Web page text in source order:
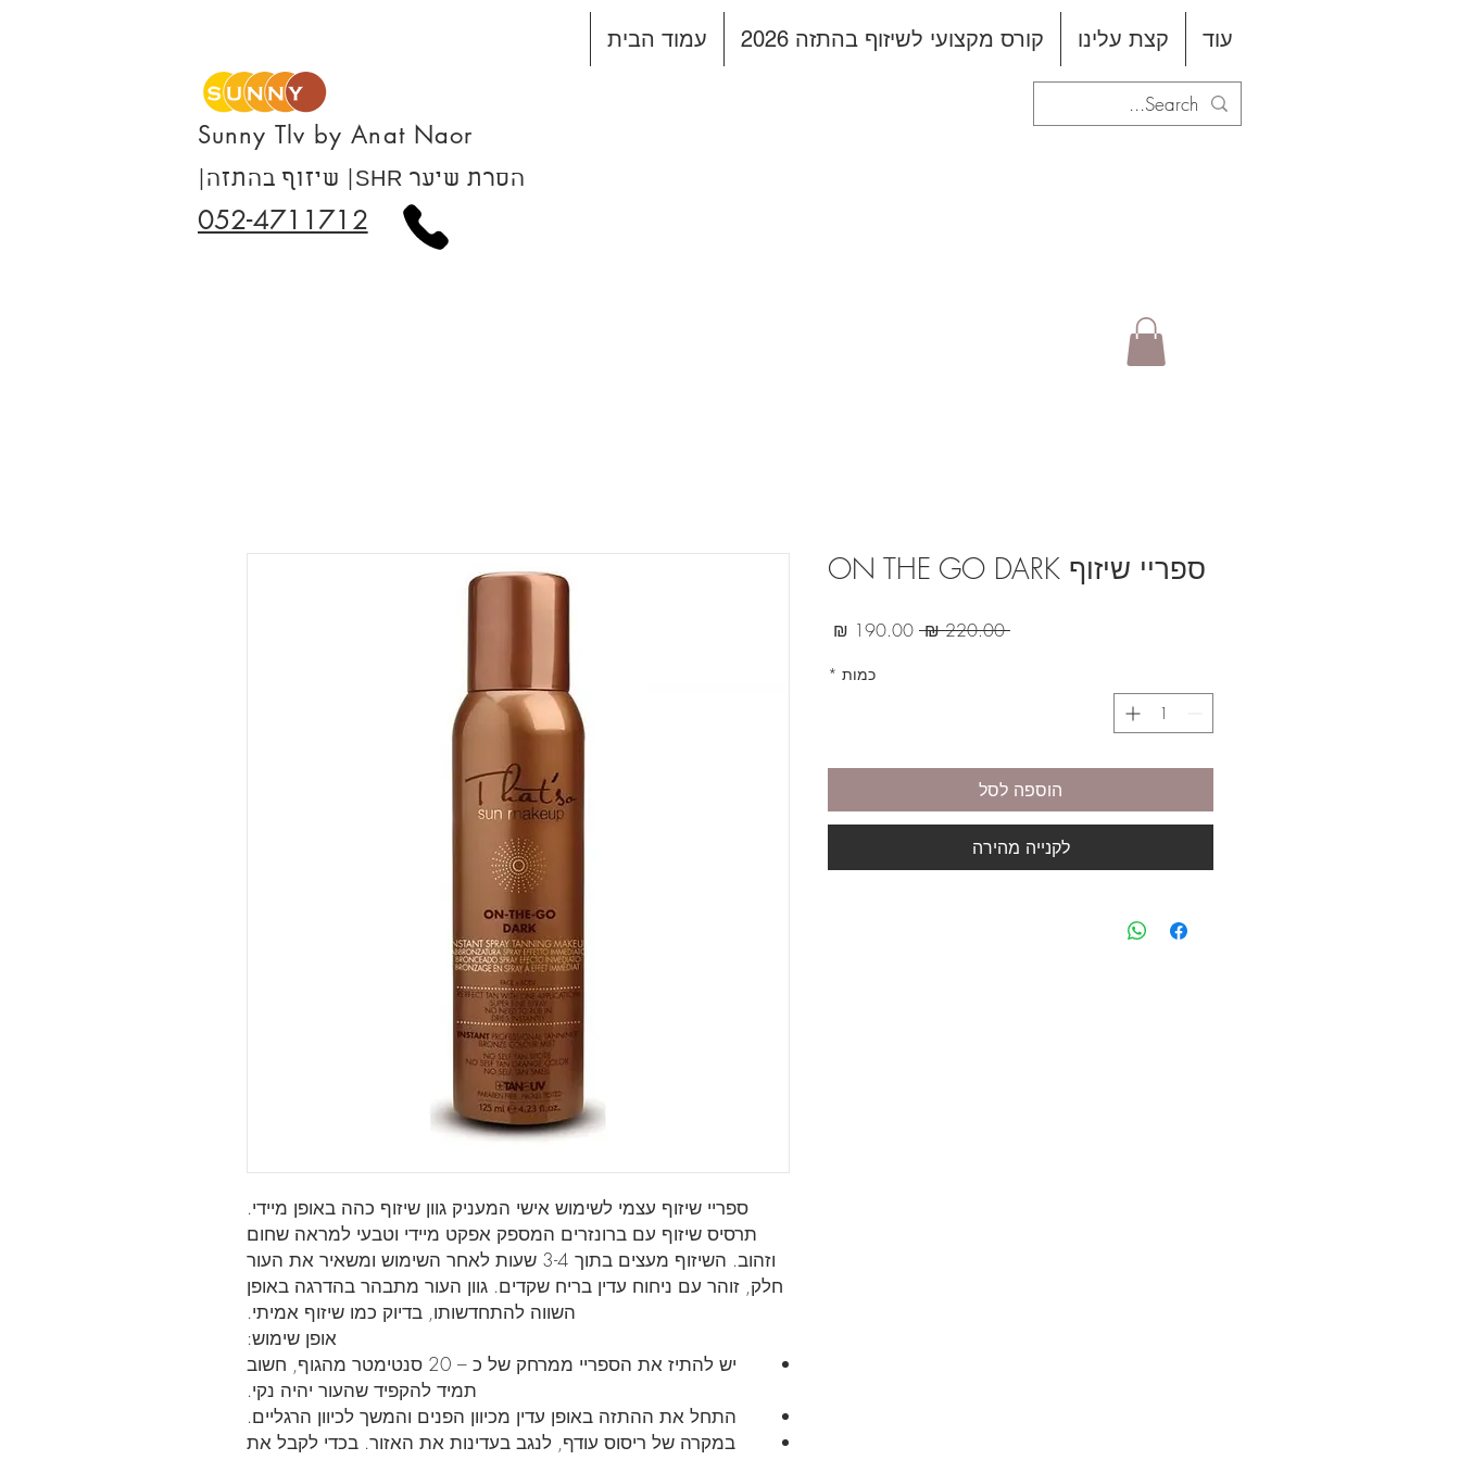
עמוד הבית קורס מקצועי לשיזוף בהתזה 2026 קצת עלינו עוד
Sunny Tlv by Anat Naor
|שיזוף בהתזה |SHR הסרת שיער
052-4711712
ספריי שיזוף עצמי לשימוש אישי המעניק גוון שיזוף כהה באופן מיידי.
תרסיס שיזוף עם ברונזרים המספק אפקט מיידי וטבעי למראה שחום
וזהוב. השיזוף מעצים בתוך 3-4 שעות לאחר השימוש ומשאיר את העור
חלק, זוהר עם ניחוח עדין בריח שקדים. גוון העור מתבהר בהדרגה באופן
השווה להתחדשותו, בדיוק כמו שיזוף אמיתי.
אופן שימוש:
יש להתיז את הספריי ממרחק של כ – 20 סנטימטר מהגוף, חשוב
תמיד להקפיד שהעור יהיה נקי.
התחל את ההתזה באופן עדין מכיוון הפנים והמשך לכיוון הרגליים.
במקרה של ריסוס עודף, לנגב בעדינות את האזור. בכדי לקבל את
ספריי שיזוף ON THE GO DARK
‏220.00 ‏₪
מחיר
כמות *
הוספה לסל
לקנייה מהירה